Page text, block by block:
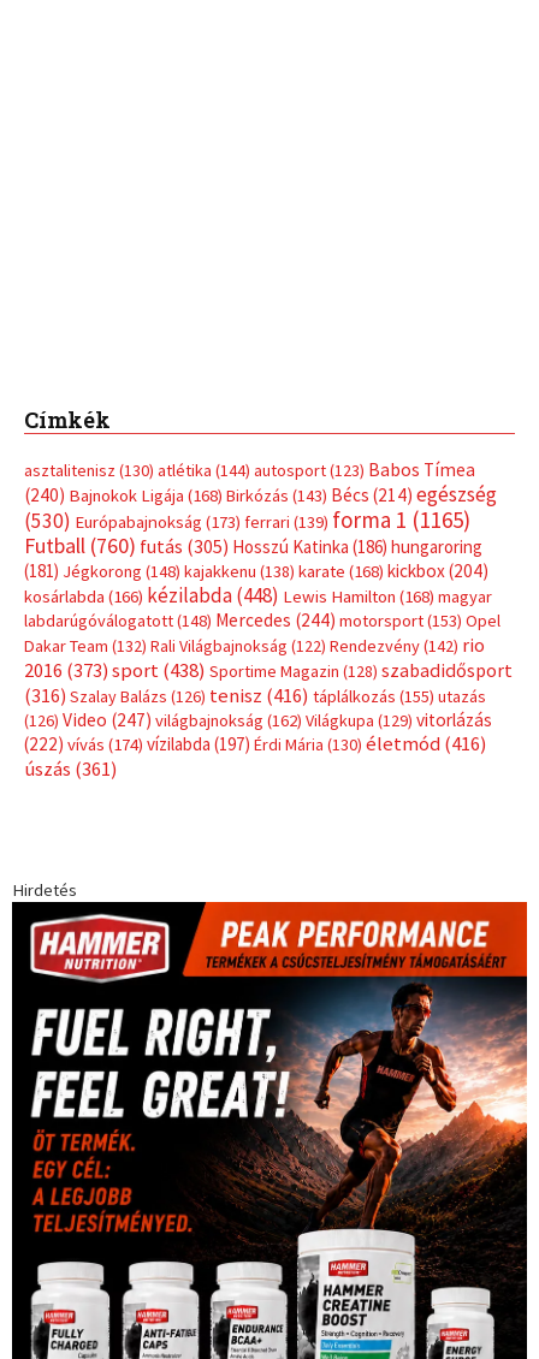
Címkék
asztalitenisz (130) atlétika (144) autosport(123) Babos Tímea
(240) Bajnokok Ligája (168) Birkózás (143) Bécs (214) egészség
(530) Európabajnokság (173) ferrari (139) forma 1 (1165)
Futball (760) futás (305) Hosszú Katinka (186) hungaroring
(181) Jégkorong (148) kajakkenu (138) karate (168) kickbox(204)
kosárlabda (166) kézilabda(448) Lewis Hamilton (168) magyar
labdarúgóválogatott(148) Mercedes (244) motorsport(153) Opel
Dakar Team (132) Rali Világbajnokság (122) Rendezvény(142) rio
2016 (373) sport(438) Sportime Magazin (128) szabadidősport
(316) Szalay Balázs (126) tenisz (416) táplálkozás (155) utazás
(126) Video (247) világbajnokság (162) Világkupa (129) vitorlázás
(222) vívás (174) vízilabda (197) Érdi Mária (130) életmód(416)
úszás (361)
Hirdetés